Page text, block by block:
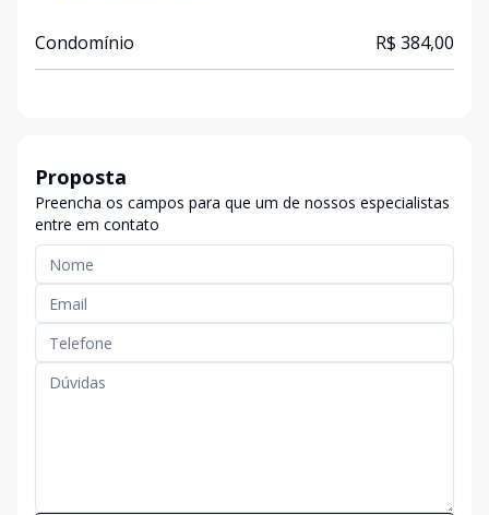
Condomínio R$ 384,00
Proposta
Preencha os campos para que um de nossos especialistas
entre em contato